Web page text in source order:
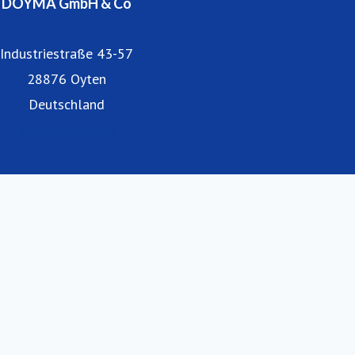
Industriestraße 43-57
28876 Oyten
Deutschland